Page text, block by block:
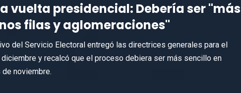
vuelta presidencial: Debería ser "más
filas y aglomeraciones"
del Servicio Electoral entregó las directrices generales para el
y recalcó que el proceso debiera ser más sencillo en
noviembre.